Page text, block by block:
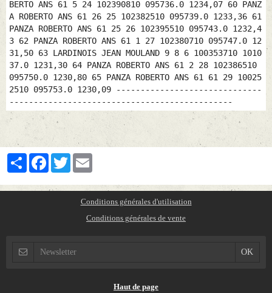
PartagerFacebookTwitter
Conditions générales d'utilisation
Conditions générales de vente
Haut de page